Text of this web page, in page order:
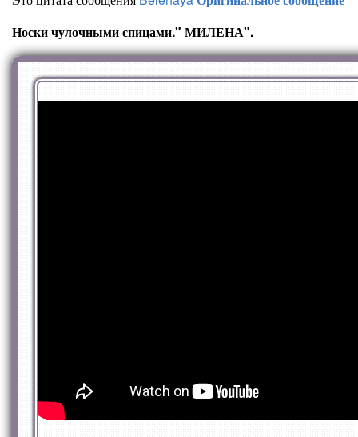
Носки чулочными спицами." МИЛЕНА".